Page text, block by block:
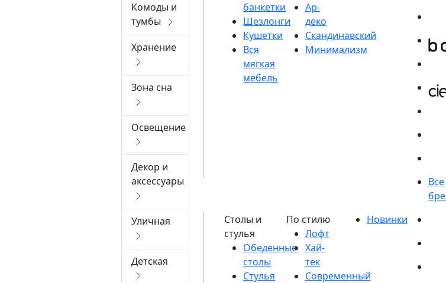
Комоды и
тумбы
Хранение
Зона сна
Освещение
Декор и
аксессуары
Уличная
Детская
банкетки
Шезлонги
Кушетки
Обеденные
столы
Стулья